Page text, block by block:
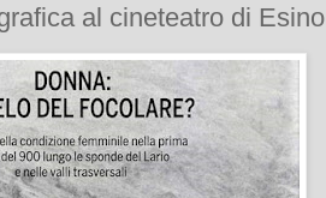
al cineteatro di